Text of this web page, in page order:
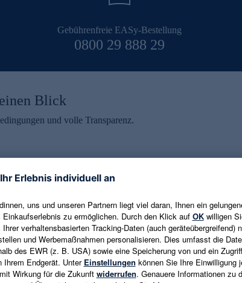
Gebührenfreie EASy-Bestellung
0800 29 888 29
Blick
und volle Transparenz.
und aktuelle Trends,
Als Dankeschön
ist jederzeit in
E-Mail-Adresse eingeben
Es gelten die Datenschutzrichtlinien